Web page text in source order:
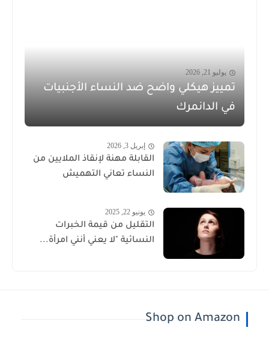
يوليو 21, 2026
تمييز هيكلي واضح ضد النساء الأجنبيات
في الدانمرك
إبريل 3, 2026
القابلة مهنة لإنقاذ الملايين من
النساء تعاني التهميش
يونيو 22, 2025
التقليل من قيمة الخبرات
النسائية "لا يعني أنني امرأة...
Shop on Amazon